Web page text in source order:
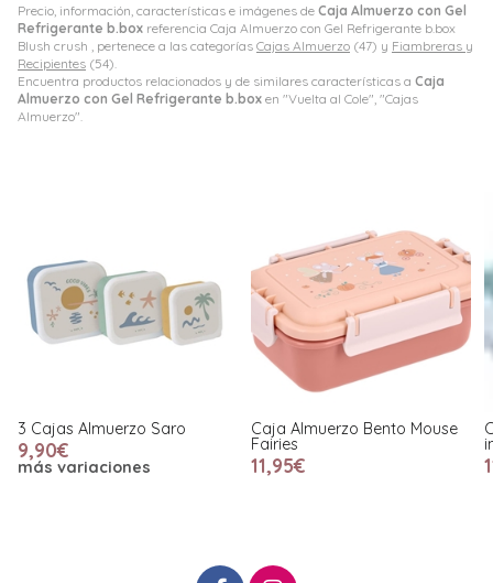
Precio, información, características e imágenes de Caja Almuerzo con Gel
Refrigerante b.box referencia Caja Almuerzo con Gel Refrigerante b.box
Blush crush , pertenece a las categorías Cajas Almuerzo (47) y Fiambreras y
Recipientes (54).
Encuentra productos relacionados y de similares características a Caja
Almuerzo con Gel Refrigerante b.box en "Vuelta al Cole", "Cajas
Almuerzo".
Caja Almuerzo Bento Mouse
Fairies
11,95€
Caja Almuerzo Bento Pandas
in Space
11,95€